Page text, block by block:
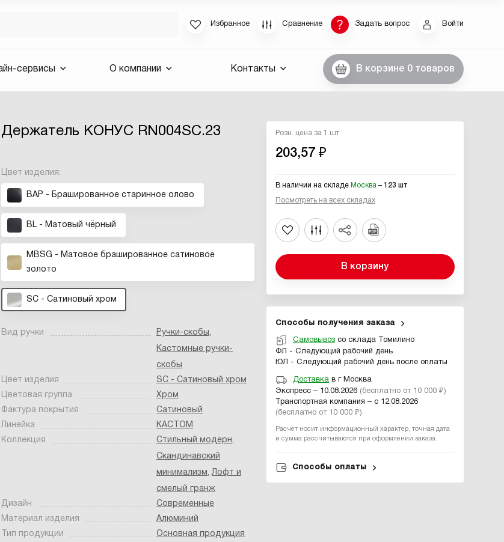
Избранное Сравнение Задать вопрос Войти
сервисы О компании Контакты В корзине 0 товаров
Держатель КОНУС RN004SC.23
Цвет изделия:
BAP - Брашированное старинное олово
BL - Матовый чёрный
MBSG - Матовое брашированное сатиновое
золото
SC - Сатиновый хром
Вид ручки Ручки-скобы,
Кастомные ручки-
скобы
Цвет изделия
SC - Сатиновый хром
Цветовая группа
Хром
Фактура покрытия
Сатиновый
Линейка
КАСТОМ
Коллекция
Стильный модерн,
Скандинавский
минимализм,Лофт и
смелый гранж
Дизайн
Современные
Материал изделия
Алюминий
Тип продукции
Основная продукция
Розн. цена за 1 шт
203,57 ₽
В наличии на складе Москва – 123 шт
Посмотреть на всех складах
В корзину
Способы получения заказа
Самовывозсо склада Томилино
ФЛ - Следующий рабочий день
ЮЛ - Следующий рабочий день после оплаты
Доставкав г Москва
Экспресс – 10.08.2026 (бесплатно от 10 000 ₽)
Транспортная компания – с 12.08.2026
(бесплатно от 10 000 ₽)
Расчет носит информационный характер, точная дата
и сумма рассчитываются при оформлении заказа.
Способы оплаты
Восстановление пароля
Если вы забыли пароль, введите E-Mail. Контрольная строка
для смены пароля, а также ваши регистрационные данные,
будут высланы вам по E-Mail.
Выслать ссылку для восстановления